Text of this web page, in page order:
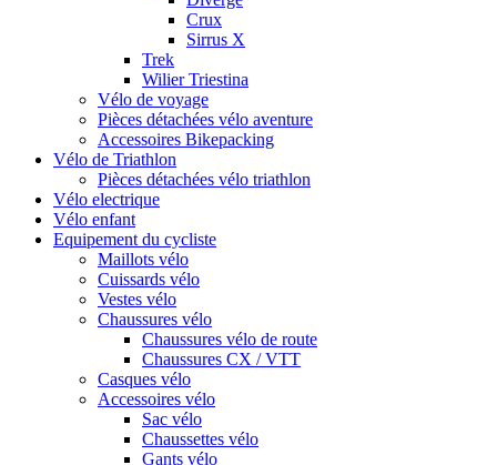
Crux
Sirrus X
Trek
Wilier Triestina
Vélo de voyage
Pièces détachées vélo aventure
Accessoires Bikepacking
Vélo de Triathlon
Pièces détachées vélo triathlon
Vélo electrique
Vélo enfant
Equipement du cycliste
Maillots vélo
Cuissards vélo
Vestes vélo
Chaussures vélo
Chaussures vélo de route
Chaussures CX / VTT
Casques vélo
Accessoires vélo
Sac vélo
Chaussettes vélo
Gants vélo